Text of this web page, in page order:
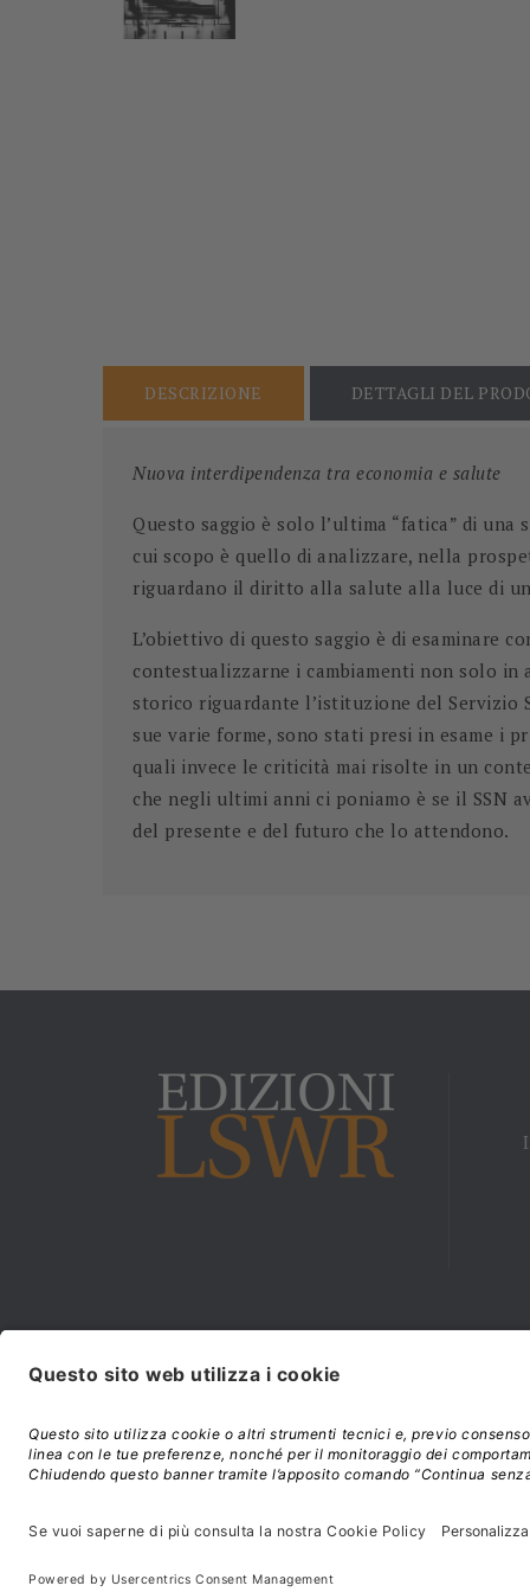
DESCRIZIONE DETTAGLI DEL
Nuova interdipendenza tra economia e salute
Questo saggio è solo l’ultima “fatica” di
cui scopo è quello di analizzare, nella
riguardano il diritto alla salute alla luce di
L’obiettivo di questo saggio è di esaminare
contestualizzarne i cambiamenti non solo in
storico riguardante l’istituzione del
sue varie forme, sono stati presi in esame i
quali invece le criticità mai risolte in un
che negli ultimi anni ci poniamo è se il SSN
del presente e del futuro che lo attendono.